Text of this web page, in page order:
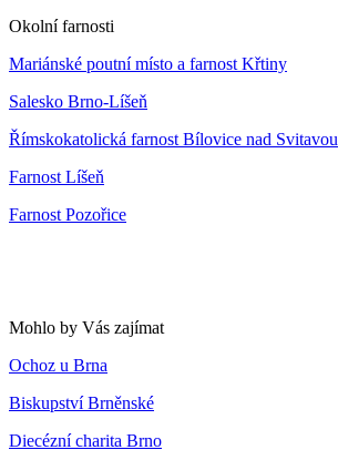
Okolní farnosti
Mariánské poutní místo a farnost Křtiny
Salesko Brno-Líšeň
Římskokatolická farnost Bílovice nad Svitavou
Farnost Líšeň
Farnost Pozořice
Mohlo by Vás zajímat
Ochoz u Brna
Biskupství Brněnské
Diecézní charita Brno